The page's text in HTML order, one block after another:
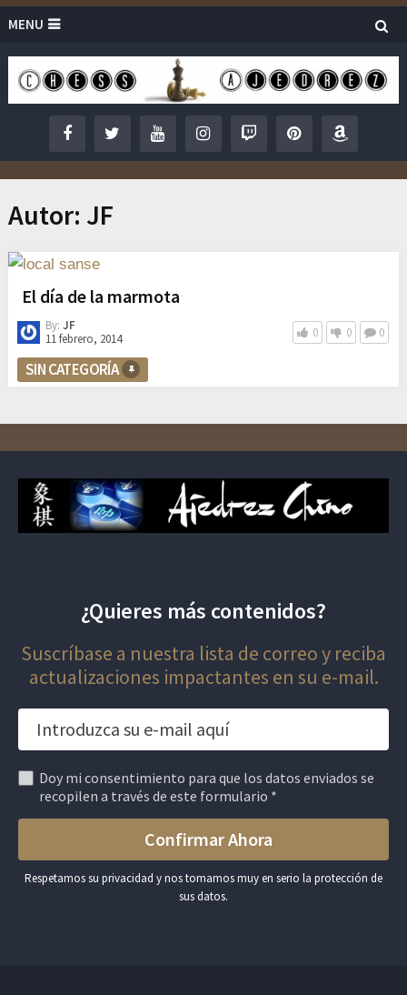
MENU
Autor: JF
El día de la marmota
By: JF
11 febrero, 2014
0 0 0
SIN CATEGORÍA
¿Quieres más contenidos?
Suscríbase a nuestra lista de correo y reciba
actualizaciones impactantes en su e-mail.
Doy mi consentimiento para que los datos enviados se
recopilen a través de este formulario *
Respetamos su privacidad y nos tomamos muy en serio la protección de
sus datos.